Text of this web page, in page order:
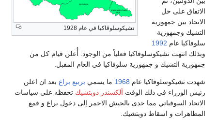
تشيكوسلوڤاكيا في عام 1928
الاتفاق على حل
الاتحاد بين جمهورية
التشيك وجمهورية
سلوفاكيا عام 1992
وبذلك انتهت تشيكوسلوفاكيا فعلياً من الوجود. أُعلن قيام كل من
جمهورية التشيك و جمهورية سلوفاكيا في العام المقبل.
شهدت تشيكوسلوفاكيا عام 1968 ما يسمي بربيع براغ بعد ان اعلن
رئيس الوزراء في ذلك الوقت ألكسندر دوبتشيك تحفظه على سياسات
الاتحاد السوفياتي مما حدى بالجيش الاحمر إلى دخول براغ و قمع
المظاهرات و اسقاط دوبتشيك.